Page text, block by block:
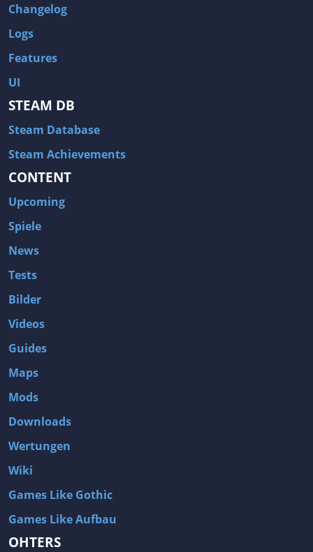
Changelog
Logs
Features
UI
STEAM DB
Steam Database
Steam Achievements
CONTENT
Upcoming
Spiele
News
Tests
Bilder
Videos
Guides
Maps
Mods
Downloads
Wertungen
Wiki
Games Like Gothic
Games Like Aufbau
OHTERS